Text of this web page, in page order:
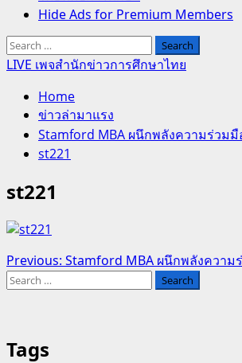
Hide Ads for Premium Members
Search
for:
LIVE เพจสำนักข่าวการศึกษาไทย
Home
ข่าวล่ามาแรง
Stamford MBA ผนึกพลังความร่วมมื
st221
st221
Post
navigation
Previous: Stamford MBA ผนึกพลังความ
Search
for:
Tags